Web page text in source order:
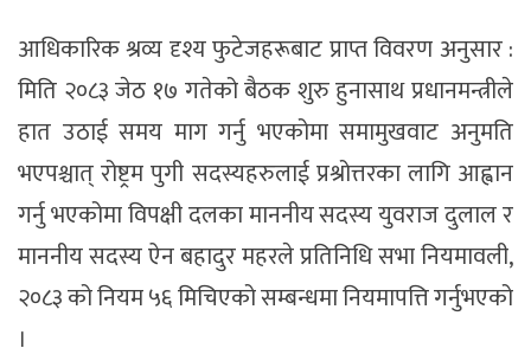
आधिकारिक श्रव्य दृश्य फुटेजहरूबाट प्राप्त विवरण अनुसार :
मिति २०८३ जेठ १७ गतेको बैठक शुरु हुनासाथ प्रधानमन्त्रीले
हात उठाई समय माग गर्नु भएकोमा समामुखवाट अनुमति
भएपश्चात् रोष्ट्रम पुगी सदस्यहरुलाई प्रश्रोत्तरका लागि आह्वान
गर्नु भएकोमा विपक्षी दलका माननीय सदस्य युवराज दुलाल र
माननीय सदस्य ऐन बहादुर महरले प्रतिनिधि सभा नियमावली,
२०८३ को नियम ५६ मिचिएको सम्बन्धमा नियमापत्ति गर्नुभएको
।